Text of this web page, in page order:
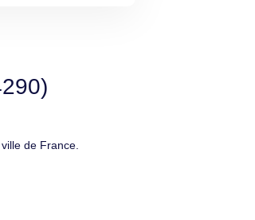
de France.